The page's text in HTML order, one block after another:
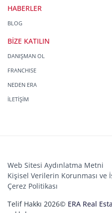
HABERLER
BLOG
BİZE KATILIN
DANIŞMAN OL
FRANCHISE
NEDEN ERA
İLETİŞİM
Web Sitesi Aydınlatma Metni
Kişisel Verilerin Korunması ve
Çerez Politikası
Telif Hakkı 2026© ERA Real